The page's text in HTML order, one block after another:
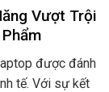
Vượt Trội
được đánh
tế. Với sự kết